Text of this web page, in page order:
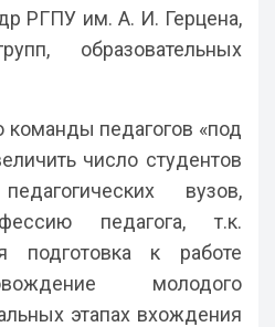
РГПУ им. А. И. Герцена,
образовательных
команды педагогов «под
число студентов
вузов,
педагога, т.к.
подготовка к работе
молодого
этапах вхождения